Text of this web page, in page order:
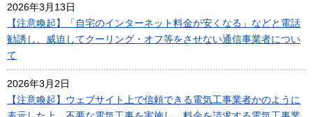
2026年3月13日
【注意喚起】「自宅のインターネット料金が安くなる」などと電話
勧誘し、威迫してクーリング・オフ等をさせない通信事業者につい
て
2026年3月2日
【注意喚起】ウェブサイト上で信頼できる電気工事業者かのように